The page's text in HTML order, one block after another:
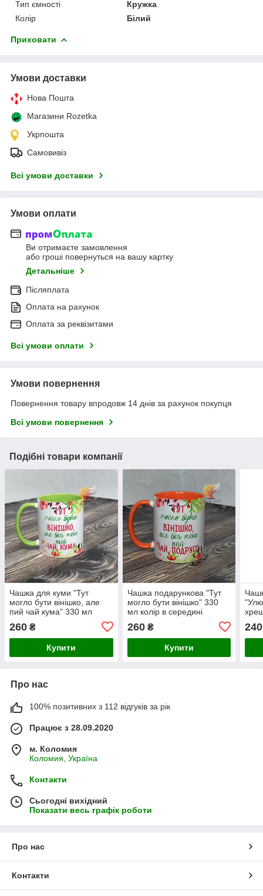
Тип ємності
Кружка
Колір
Білий
Приховати
Умови доставки
Нова Пошта
Магазини Rozetka
Укрпошта
Самовивіз
Всі умови доставки
Умови оплати
Ви отримаєте замовлення
або гроші повернуться на вашу картку
Детальніше
Післяплата
Оплата на рахунок
Оплата за реквізитами
Всі умови оплати
Умови повернення
Повернення товару впродовж 14 днів за рахунок покупця
Всі умови повернення
Подібні товари компанії
Чашка для куми "Тут
могло бути вінішко, але
пий чай кума" 330 мл
260 ₴
Купити
Чашка подарункова "Тут
могло бути вінішко" 330
мл колір в середині
260₴
Купити
240
Про нас
100% позитивних з 112 відгуків за рік
Працює з 28.09.2020
м. Коломия
Коломия, Україна
Контакти
Сьогодні вихідний
Показати весь графік роботи
Про нас
Контакти